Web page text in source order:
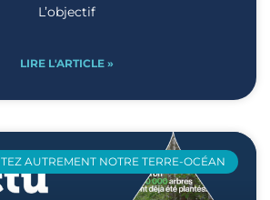
L’objectif
LIRE L'ARTICLE »
AUTREMENT NOTRE TERRE-OCÉAN